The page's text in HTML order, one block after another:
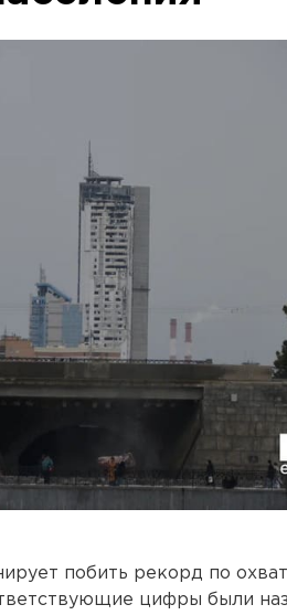
побить рекорд по
цифры были